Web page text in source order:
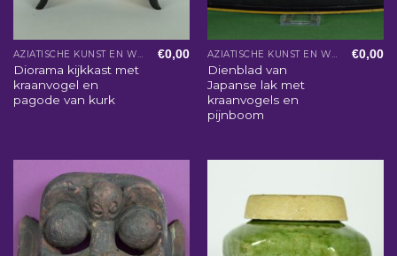
AZIATISCHE KUNST EN WOONACCESSOIRES
Diorama kijkkast met
kraanvogel en
pagode van kurk
€0,00 AZIATISCHE KUNST EN WOONACCESSOIRES
Dienblad van
Japanse lak met
kraanvogels en
pijnboom
€0,00